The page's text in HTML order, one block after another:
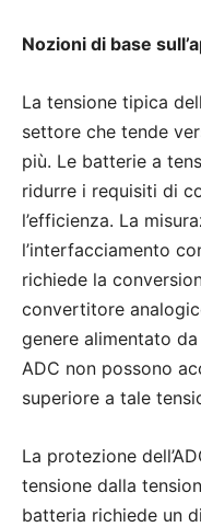
Nozioni di base
La tensione tipica
settore che tende
più. Le batterie a
ridurre i requisiti di
l’efficienza. La
l’interfacciamento
richiede la
convertitore
genere alimentato
ADC non possono
superiore a tale
La protezione
tensione dalla
batteria richiede un